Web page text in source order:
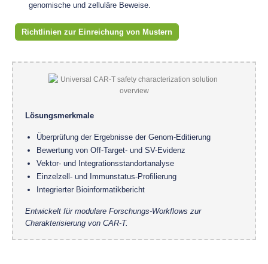
genomische und zelluläre Beweise.
Richtlinien zur Einreichung von Mustern
Lösungsmerkmale
Überprüfung der Ergebnisse der Genom-Editierung
Bewertung von Off-Target- und SV-Evidenz
Vektor- und Integrationsstandortanalyse
Einzelzell- und Immunstatus-Profilierung
Integrierter Bioinformatikbericht
Entwickelt für modulare Forschungs-Workflows zur
Charakterisierung von CAR-T.